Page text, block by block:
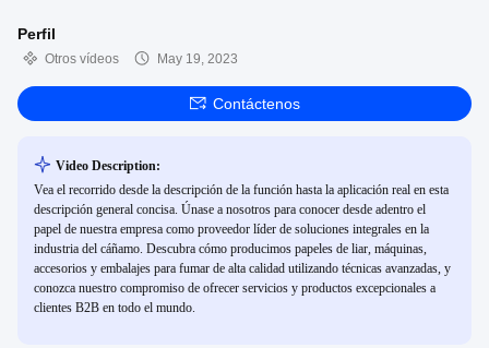
Perfil
Otros vídeos May 19, 2023
Contáctenos
Video Description:
Vea el recorrido desde la descripción de la función hasta la aplicación real en esta
descripción general concisa. Únase a nosotros para conocer desde adentro el
papel de nuestra empresa como proveedor líder de soluciones integrales en la
industria del cáñamo. Descubra cómo producimos papeles de liar, máquinas,
accesorios y embalajes para fumar de alta calidad utilizando técnicas avanzadas, y
conozca nuestro compromiso de ofrecer servicios y productos excepcionales a
clientes B2B en todo el mundo.